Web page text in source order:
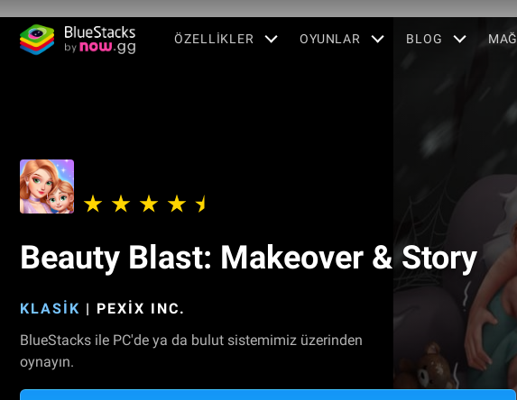
ÖZELLIKLER OYUNLAR BLOG
Beauty Blast: Makeover & Story
KLASIK | PEXIX INC.
BlueStacks ile PC'de ya da bulut sistemimiz üzerinden
oynayın.